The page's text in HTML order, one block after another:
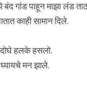
गांड पाहून माझा लंड
काही सामान दिले.
हलके हसलो.
मन झाले.